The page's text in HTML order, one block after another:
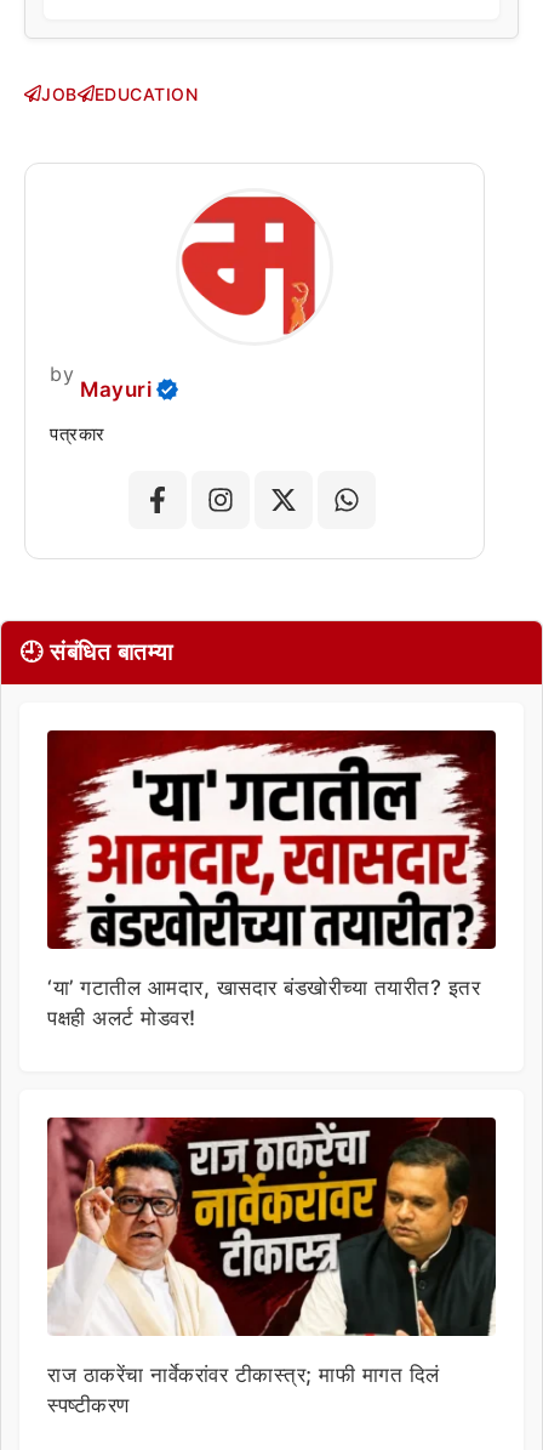
JOB EDUCATION
by
Mayuri
पत्रकार
🕘 संबंधित बातम्या
‘या’ गटातील आमदार, खासदार बंडखोरीच्या तयारीत? इतर
पक्षही अलर्ट मोडवर!
राज ठाकरेंचा नार्वेकरांवर टीकास्त्र; माफी मागत दिलं
स्पष्टीकरण